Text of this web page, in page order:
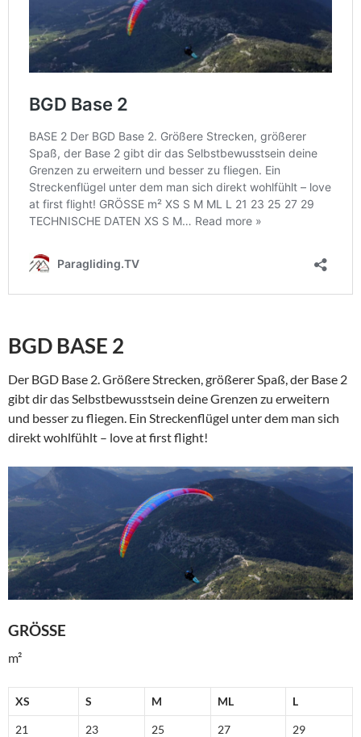
BGD BASE 2
Der BGD Base 2. Größere Strecken, größerer Spaß, der Base 2
gibt dir das Selbstbewusstsein deine Grenzen zu erweitern
und besser zu fliegen. Ein Streckenflügel unter dem man sich
direkt wohlfühlt – love at first flight!
GRÖSSE
m²
XS S M ML L
21 23 25 27 29